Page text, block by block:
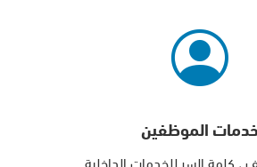
خدمات الموظفين